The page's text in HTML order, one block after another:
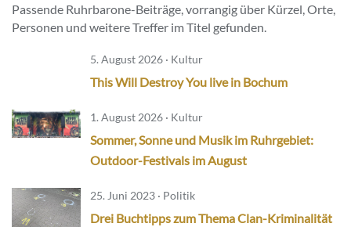
Passende Ruhrbarone-Beiträge, vorrangig über Kürzel, Orte,
Personen und weitere Treffer im Titel gefunden.
5. August 2026 · Kultur
This Will Destroy You live in Bochum
1. August 2026 · Kultur
Sommer, Sonne und Musik im Ruhrgebiet:
Outdoor-Festivals im August
25. Juni 2023 · Politik
Drei Buchtipps zum Thema Clan-Kriminalität